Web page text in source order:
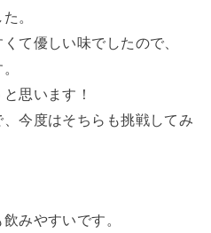
。
て優しい味でしたので、
思います！
今度はそちらも挑戦してみ
みやすいです。